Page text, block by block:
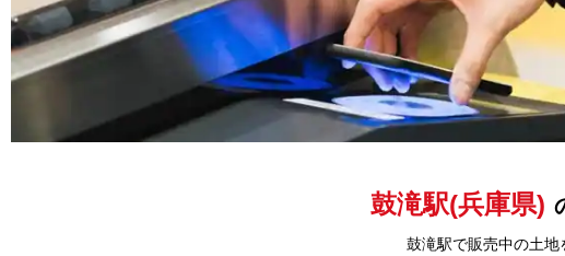
鼓滝駅(兵庫県)
鼓滝駅で販売中の土地